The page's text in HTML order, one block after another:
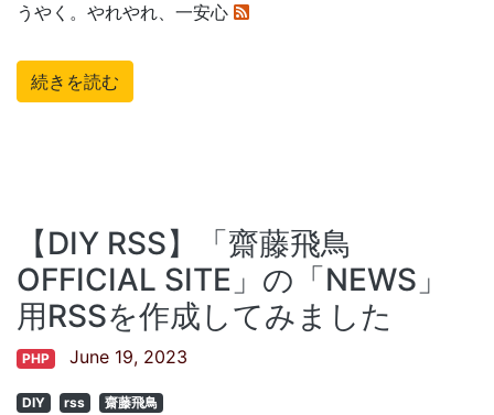
うやく。やれやれ、一安心
続きを読む
【DIY RSS】「齋藤飛鳥
OFFICIAL SITE」の「NEWS」
用RSSを作成してみました
PHP June 19, 2023
DIY rss 齋藤飛鳥